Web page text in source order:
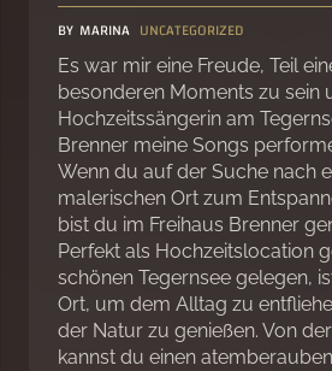
BY MARINA UNCATEGORIZED
Es war mir eine Freude, Teil
besonderen Moments zu sein
Hochzeitssängerin am
Brenner meine Songs
Wenn du auf der Suche nach
malerischen Ort zum
bist du im Freihaus Brenner
Perfekt als Hochzeitslocation
schönen Tegernsee gelegen,
Ort, um dem Alltag zu
der Natur zu genießen. Von
kannst du einen